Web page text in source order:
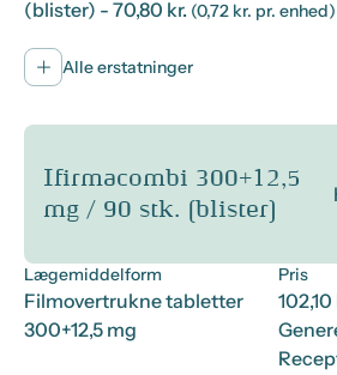
(blister) - 70,80 kr. (0,72 kr. pr. enhed)
Alle erstatninger
Ifirmacombi 300+12,5
mg / 90 stk. (blister)
Lægemiddelform
Filmovertrukne tabletter
300+12,5 mg
Pris
102,10